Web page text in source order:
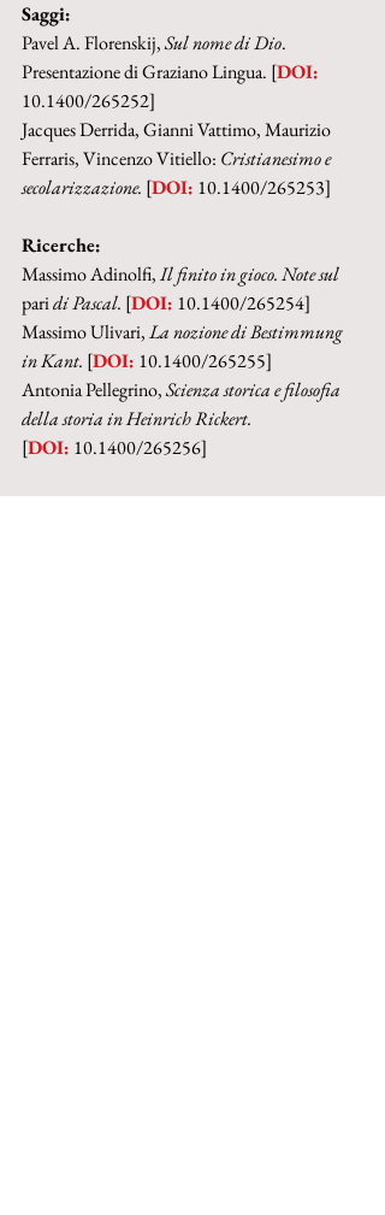
Saggi:
Pavel A. Florenskij, Sul nome di Dio.
Presentazione di Graziano Lingua. [DOI:
10.1400/265252]
Jacques Derrida, Gianni Vattimo, Maurizio
Ferraris, Vincenzo Vitiello: Cristianesimo e
secolarizzazione. [DOI: 10.1400/265253]
Ricerche:
Massimo Adinolfi, Il finito in gioco. Note sul
pari di Pascal. [DOI: 10.1400/265254]
Massimo Ulivari, La nozione di Bestimmung
in Kant. [DOI: 10.1400/265255]
Antonia Pellegrino, Scienza storica e filosofia
della storia in Heinrich Rickert.
[DOI: 10.1400/265256]